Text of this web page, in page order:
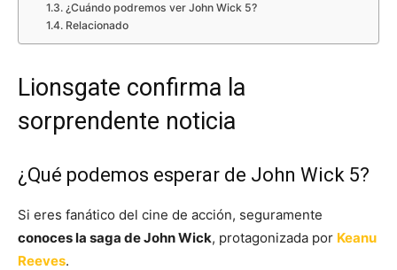
¿Cuándo podremos ver John Wick 5?
Relacionado
Lionsgate confirma la
sorprendente noticia
¿Qué podemos esperar de John Wick 5?
Si eres fanático del cine de acción, seguramente
conoces la saga de John Wick, protagonizada por Keanu
Reeves.